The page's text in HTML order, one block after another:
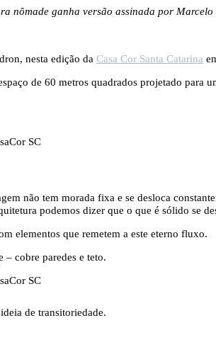
nômade ganha versão assinada por Marcelo
nesta edição da Casa Cor Santa Catarina
de 60 metros quadrados projetado para
não tem morada fixa e se desloca
podemos dizer que o que é sólido se
elementos que remetem a este eterno fluxo.
– cobre paredes e teto.
de transitoriedade.